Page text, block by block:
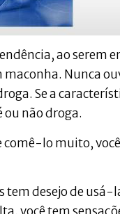
ao serem
Nunca
Se a
ou não droga.
lo muito,
desejo de usá-